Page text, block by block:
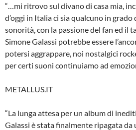
“…mi ritrovo sul divano di casa mia,
d’oggi in Italia ci sia qualcuno in
sonorità, con la passione del fan ed il
Simone Galassi potrebbe essere
potersi aggrappare, noi nostalgici
per certi suoni continuiamo ad
METALLUS.IT
“La lunga attesa per un album di
Galassi è stata finalmente ripagata